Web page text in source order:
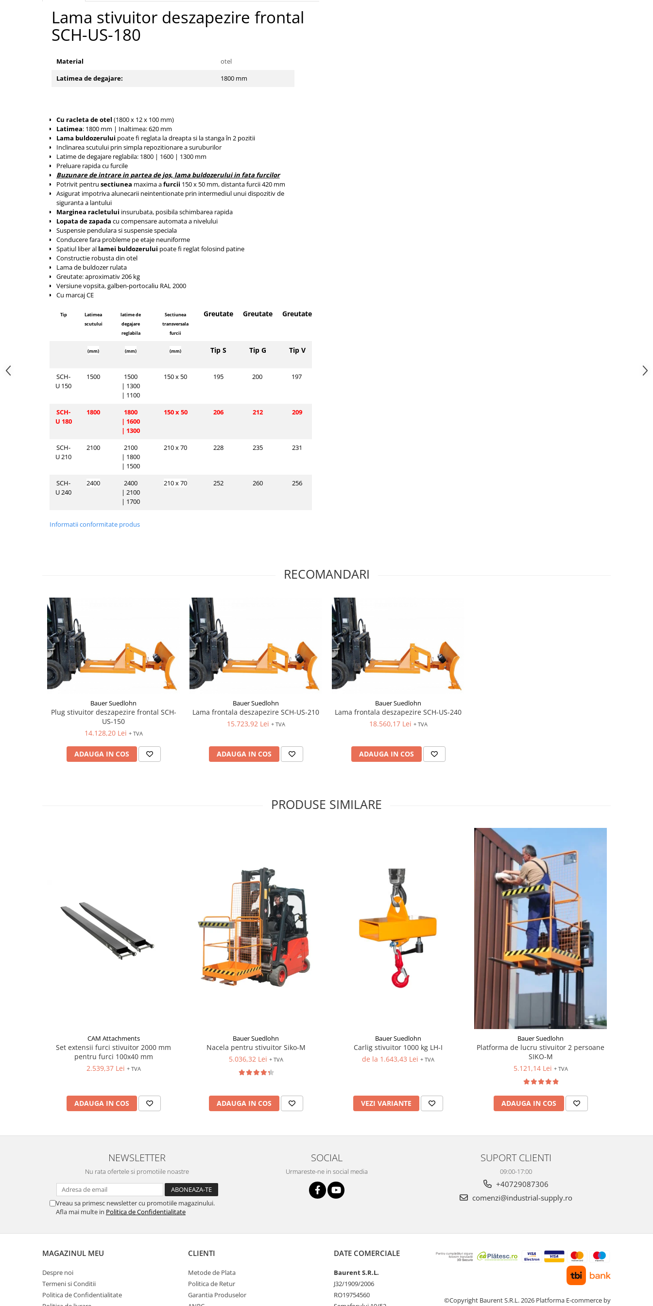
Ulei pentru compresor
Suport butelii
Automatizarea productiei
Rezervor mobil motorina
Sudare manuala
Pozitionere de sudura
Instalatii de rotire
Platforme foarfeca
Tip 3S cu basculare pe 3 laturi
Tip SK – model Heavy-Duty
Tip SGU - pentru span
Tip RD - cu capac rotund
Tip BKC - de mare capacitate
Tip DUO / TRIO
Tip NK - mecanism foarfeca
Prelungitoare furci stivuitor
Containere stivuibile
Tip BSK - pentru deșeuri
Traverse pentru BSK
Tip SB - cu bază rabatabilă
Nacela stivuitor
Translator stivuitor
Prelungitor lame stivuitor CAM
Atasamente profesionale CAM
Dispozitive ridicare butoaie
Lama stivuitor deszapezire frontal
SCH-US-180
Material
otel
Latimea de degajare:
1800 mm
Cu racleta de otel (1800 x 12 x 100 mm)
Latimea: 1800 mm | Inaltimea: 620 mm
Lama buldozerului poate fi reglata la dreapta si la stanga în 2 pozitii
Inclinarea scutului prin simpla repozitionare a suruburilor
Latime de degajare reglabila: 1800 | 1600 | 1300 mm
Preluare rapida cu furcile
Buzunare de intrare in partea de jos, lama buldozerului in fata furcilor
Potrivit pentru sectiunea maxima afurcii 150 x 50 mm, distanta furcii 420 mm
Asigurat impotriva alunecarii neintentionate prin intermediul unui dispozitiv de
siguranta a lantului
Marginea racletului insurubata, posibila schimbarea rapida
Lopata de zapada cu compensare automata a nivelului
Suspensie pendulara si suspensie speciala
Conducere fara probleme pe etaje neuniforme
Spatiul liber al lamei buldozerului poate fi reglat folosind patine
Constructie robusta din otel
Lama de buldozer rulata
Greutate: aproximativ 206 kg
Versiune vopsita, galben-portocaliu RAL 2000
Cu marcaj CE
Tip
Latimea
scutului
latime de
degajare
reglabila
Sectiunea
transversala
furcii
Greutate Greutate Greutate
(mm) (mm) (mm) Tip S Tip G Tip V
SCH-
U 150
1500
1500
| 1300
| 1100
150 x 50 195 200 197
SCH-
U 180
1800
1800
| 1600
| 1300
150 x 50 206 212 209
SCH-
U 210
2100
2100
| 1800
| 1500
210 x 70 228 235 231
SCH-
U 240
2400
2400
| 2100
| 1700
210 x 70 252 260 256
Informatii conformitate produs
RECOMANDARI
Bauer Suedlohn
Plug stivuitor deszapezire frontal SCH-
US-150
14.128,20 Lei + TVA
ADAUGA IN COS
Bauer Suedlohn
Lama frontala deszapezire SCH-US-210
15.723,92 Lei + TVA
ADAUGA IN COS
Bauer Suedlohn
Lama frontala deszapezire SCH-US-240
18.560,17 Lei + TVA
ADAUGA IN COS
PRODUSE SIMILARE
CAM Attachments
Set extensii furci stivuitor 2000 mm
pentru furci 100x40 mm
2.539,37 Lei + TVA
ADAUGA IN COS
Bauer Suedlohn
Nacela pentru stivuitor Siko-M
5.036,32 Lei + TVA
ADAUGA IN COS
Bauer Suedlohn
Carlig stivuitor 1000 kg LH-I
de la 1.643,43 Lei + TVA
VEZI VARIANTE
Bauer Suedlohn
Platforma de lucru stivuitor 2 persoane
SIKO-M
5.121,14 Lei + TVA
ADAUGA IN COS
NEWSLETTER
Nu rata ofertele si promotiile noastre
Vreau sa primesc newsletter cu promotiile magazinului.
Afla mai multe in Politica de Confidentialitate
SOCIAL
Urmareste-ne in social media
SUPORT CLIENTI
09:00-17:00
+40729087306
comenzi@industrial-supply.ro
MAGAZINUL MEU
Despre noi
Termeni si Conditii
Politica de Confidentialitate
CLIENTI
Metode de Plata
Politica de Retur
Garantia Produselor
DATE COMERCIALE
Baurent S.R.L.
J32/1909/2006
RO19754560
©Copyright Baurent S.R.L. 2026 Platforma E-commerce by